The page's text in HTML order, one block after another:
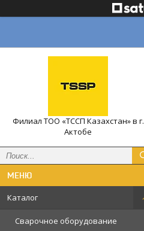
Филиал ТОО «ТССП Казахстан» в г.
Актобе
Каталог
Сварочное оборудование